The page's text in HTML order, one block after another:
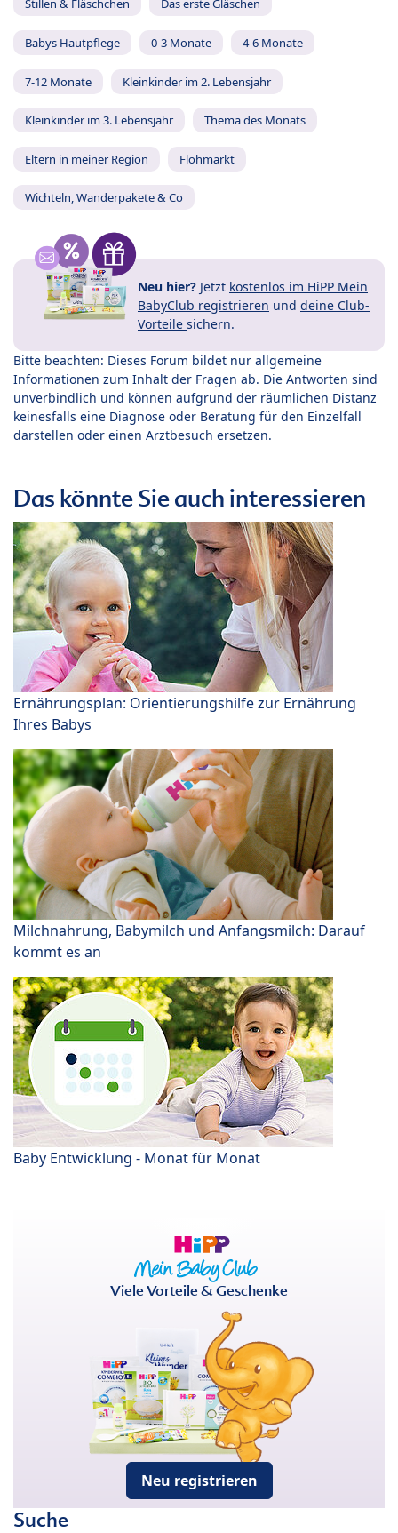
Stillen & Fläschchen Das erste Gläschen
Babys Hautpflege 0-3 Monate 4-6 Monate
7-12 Monate Kleinkinder im 2. Lebensjahr
Kleinkinder im 3. Lebensjahr Thema des Monats
Eltern in meiner Region Flohmarkt
Wichteln, Wanderpakete & Co
Neu hier? Jetzt kostenlos im HiPP Mein
BabyClub registrieren und deine Club-
Vorteile sichern.
Bitte beachten: Dieses Forum bildet nur allgemeine
Informationen zum Inhalt der Fragen ab. Die Antworten sind
unverbindlich und können aufgrund der räumlichen Distanz
keinesfalls eine Diagnose oder Beratung für den Einzelfall
darstellen oder einen Arztbesuch ersetzen.
Das könnte Sie auch interessieren
Ernährungsplan: Orientierungshilfe zur Ernährung
Ihres Babys
Milchnahrung, Babymilch und Anfangsmilch: Darauf
kommt es an
Baby Entwicklung - Monat für Monat
Viele Vorteile & Geschenke
Neu registrieren
Suche